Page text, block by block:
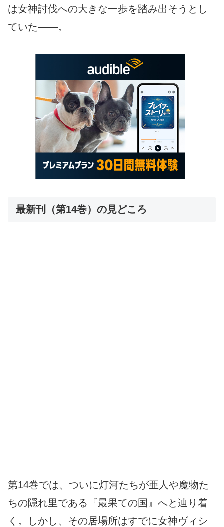
は女神討伐への大きな一歩を踏み出そうとし
ていた――。
最新刊（第14巻）の見どころ
第14巻では、ついに灯河たちが亜人や魔物た
ちの隠れ里である『最果ての国』へと辿り着
く。しかし、その居場所はすでに女神ヴィシ